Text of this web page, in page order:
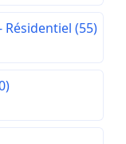
(55)